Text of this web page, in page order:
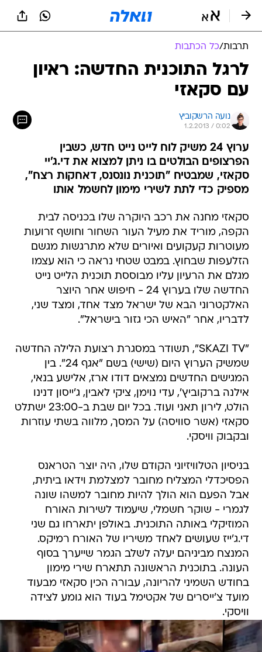
תרבות/כל הכתבות
לרגל התוכנית החדשה: ראיון
עם סקאזי
נועה הרשקוביץ
1.2.2013 / 0:02
ערוץ 24 משיק לוח לייט נייט חדש, כשבין
הפרצופים הבולטים בו ניתן למצוא את די.ג'יי
סקאזי, שמבטיח "תוכנית נונסנס, דאחקות רצח",
מספיק כדי לתת לשירי מימון לחשמל אותו
סקאזי מחנה את רכב היוקרה שלו בכניסה לבית
הקפה, מוריד את מעיל העור השחור וחושף זרועות
מעוטרות קעקועים ואיורים שלא מתרגשות מגשם
הזלעפות שבחוץ. במבט שטחי נראה כי הוא עצמו
מגלם את הרעיון עליו מבוססת תוכנית הלייט נייט
החדשה שלו בערוץ 24 - חיפוש אחר היוצר
האלקטרוני הבא של ישראל מצד אחד, ומצד שני,
לדבריו, אחר "האיש הכי גזור בישראל".
"SKAZI TV", תשודר במסגרת רצועת הלילה החדשה
שמשיק הערוץ היום (שישי) בשם "אגף 24". בין
המגישים החדשים נמצאים דודו ארז, אלישע בנאי,
אילנה ברקוביץ', עדי נוימן, ציקי לאבין, ג'ייסון דנינו
הולט, לירון תאני ועוד. בכל יום שבת ב-23:00 ישתלט
סקאזי (אשר סוויסה) על המסך, מלווה בשתי עוזרות
ובקבוק וויסקי.
בניסיון הטלוויזיוני הקודם שלו, היה יוצר הטראנס
הפסיכדלי המצליח מחובר למצלמת וידאו ביתית,
אבל הפעם הוא הולך להיות מחובר למשהו שונה
לגמרי - שוקר חשמלי, שיעמוד לשירות האורח
המוזיקלי באותה התוכנית. באולפן יתארחו גם שני
די.ג'ייז שעושים לאחד משיריו של האורח רמיקס.
המנצח מביניהם יעלה לשלב הגמר שייערך בסוף
העונה. בתוכנית הראשונה תתארח שירי מימון
בחודש השמיני להריונה, עבורה הכין סקאזי מבעוד
מועד צ'ייסרים של אקטימל בעוד הוא גומע לצידה
וויסקי.